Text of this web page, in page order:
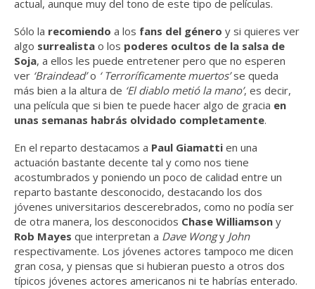
actual, aunque muy del tono de este tipo de películas.
Sólo la recomiendo a los fans del género y si quieres ver
algo surrealista o los poderes ocultos de la salsa de
Soja, a ellos les puede entretener pero que no esperen
ver ‘Braindead’o ‘ Terroríficamente muertos’se queda
más bien a la altura de ‘El diablo metió la mano’, es decir,
una película que si bien te puede hacer algo de gracia en
unas semanas habrás olvidado completamente.
En el reparto destacamos a Paul Giamatti en una
actuación bastante decente tal y como nos tiene
acostumbrados y poniendo un poco de calidad entre un
reparto bastante desconocido, destacando los dos
jóvenes universitarios descerebrados, como no podía ser
de otra manera, los desconocidos Chase Williamson y
Rob Mayes que interpretan a Dave Wongy John
respectivamente. Los jóvenes actores tampoco me dicen
gran cosa, y piensas que si hubieran puesto a otros dos
típicos jóvenes actores americanos ni te habrías enterado.